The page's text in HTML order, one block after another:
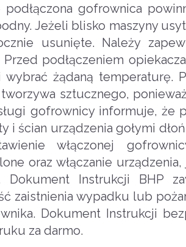
podłączona gofrownica
Jeżeli blisko maszyny
usunięte. Należy
Przed podłączeniem
wybrać żądaną temperaturę.
sztucznego,
gofrownicy informuje, że
i ścian urządzenia gołymi
włączonej
oraz włączanie
Dokument Instrukcji BHP
zaistnienia wypadku lub
Dokument Instrukcji
za darmo.